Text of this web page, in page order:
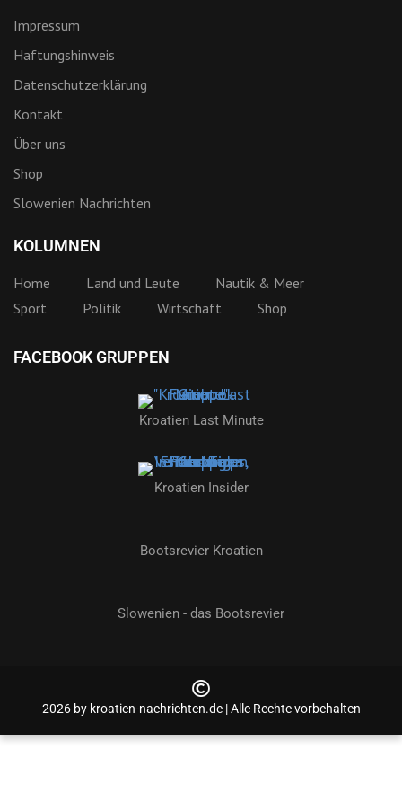
Impressum
Haftungshinweis
Datenschutzerklärung
Kontakt
Über uns
Shop
Slowenien Nachrichten
KOLUMNEN
Home Land und Leute
Nautik & Meer
Sport
Politik Wirtschaft Shop
FACEBOOK GRUPPEN
Kroatien Last Minute
Kroatien Insider
Bootsrevier Kroatien
Slowenien - das Bootsrevier
2026 by kroatien-nachrichten.de | Alle Rechte vorbehalten